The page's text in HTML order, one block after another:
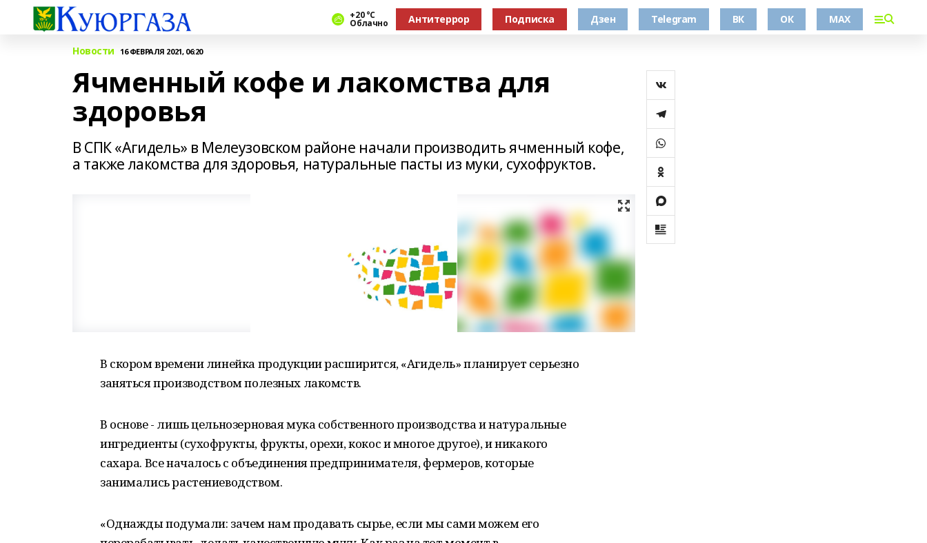
+20 °С
Облачно Антитеррор Подписка Дзен Telegram ВК ОК MAX
Новости 16 ФЕВРАЛЯ 2021, 06:20
Ячменный кофе и лакомства для
здоровья
В СПК «Агидель» в Мелеузовском районе начали производить ячменный кофе,
а также лакомства для здоровья, натуральные пасты из муки, сухофруктов.
В скором времени линейка продукции расширится, «Агидель» планирует серьезно
заняться производством полезных лакомств.
В основе - лишь цельнозерновая мука собственного производства и натуральные
ингредиенты (сухофрукты, фрукты, орехи, кокос и многое другое), и никакого
сахара. Все началось с объединения предпринимателя, фермеров, которые
занимались растениеводством.
«Однажды подумали: зачем нам продавать сырье, если мы сами можем его